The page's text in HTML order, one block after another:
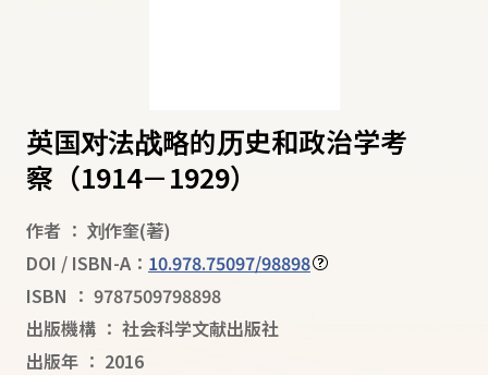
英国对法战略的历史和政治学考
察（1914－1929）
作者 ： 刘作奎(著)
DOI / ISBN-A： 10.978.75097/98898
ISBN ： 9787509798898
出版機構 ： 社会科学文献出版社
出版年 ： 2016